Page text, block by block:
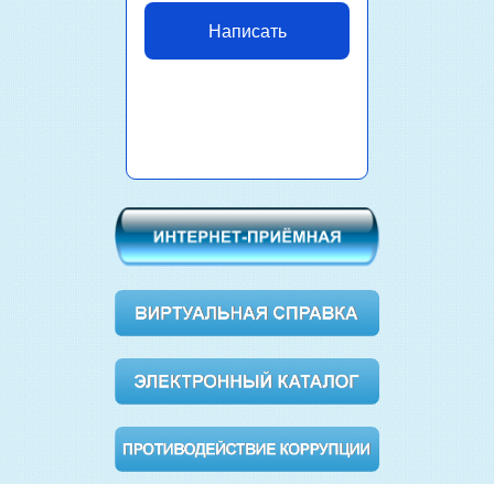
Написать